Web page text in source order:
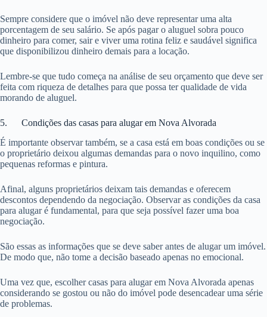
Sempre considere que o imóvel não deve representar uma alta
porcentagem de seu salário. Se após pagar o aluguel sobra pouco
dinheiro para comer, sair e viver uma rotina feliz e saudável significa
que disponibilizou dinheiro demais para a locação.
Lembre-se que tudo começa na análise de seu orçamento que deve ser
feita com riqueza de detalhes para que possa ter qualidade de vida
morando de aluguel.
5. Condições das casas para alugar em Nova Alvorada
É importante observar também, se a casa está em boas condições ou se
o proprietário deixou algumas demandas para o novo inquilino, como
pequenas reformas e pintura.
Afinal, alguns proprietários deixam tais demandas e oferecem
descontos dependendo da negociação. Observar as condições da casa
para alugar é fundamental, para que seja possível fazer uma boa
negociação.
São essas as informações que se deve saber antes de alugar um imóvel.
De modo que, não tome a decisão baseado apenas no emocional.
Uma vez que, escolher casas para alugar em Nova Alvorada apenas
considerando se gostou ou não do imóvel pode desencadear uma série
de problemas.